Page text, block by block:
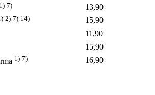
1) 7)
13,90
2) 7) 14)
15,90
11,90
15,90
1) 7) 16,90